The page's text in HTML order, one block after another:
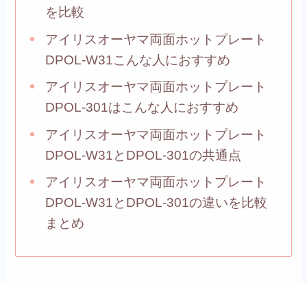
を比較
アイリスオーヤマ両面ホットプレート
DPOL-W31こんな人におすすめ
アイリスオーヤマ両面ホットプレート
DPOL-301はこんな人におすすめ
アイリスオーヤマ両面ホットプレート
DPOL-W31とDPOL-301の共通点
アイリスオーヤマ両面ホットプレート
DPOL-W31とDPOL-301の違いを比較
まとめ